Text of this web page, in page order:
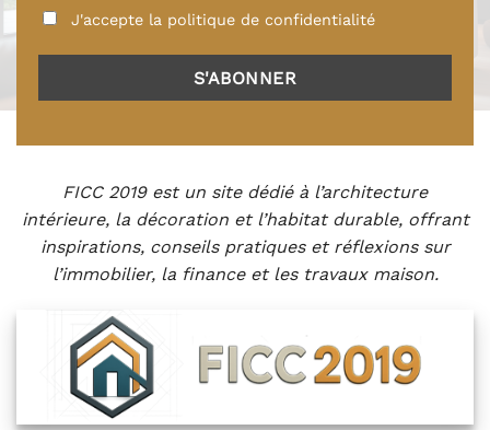
J'accepte la politique de confidentialité
FICC 2019 est un site dédié à l’architecture
intérieure, la décoration et l’habitat durable, offrant
inspirations, conseils pratiques et réflexions sur
l’immobilier, la finance et les travaux maison.